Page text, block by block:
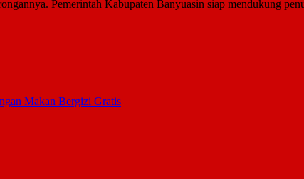
Pemerintah Kabupaten Banyuasin siap mendukung
Makan Bergizi Gratis